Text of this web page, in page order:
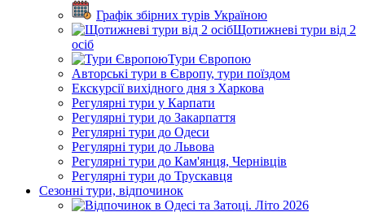
Графік збірних турів Україною
Щотижневі тури від 2
осіб
Тури Європою
Авторські тури в Європу, тури поїздом
Екскурсії вихідного дня з Харкова
Регулярні тури у Карпати
Регулярні тури до Закарпаття
Регулярні тури до Одеси
Регулярні тури до Львова
Регулярні тури до Кам'янця, Чернівців
Регулярні тури до Трускавця
Сезонні тури, відпочинок